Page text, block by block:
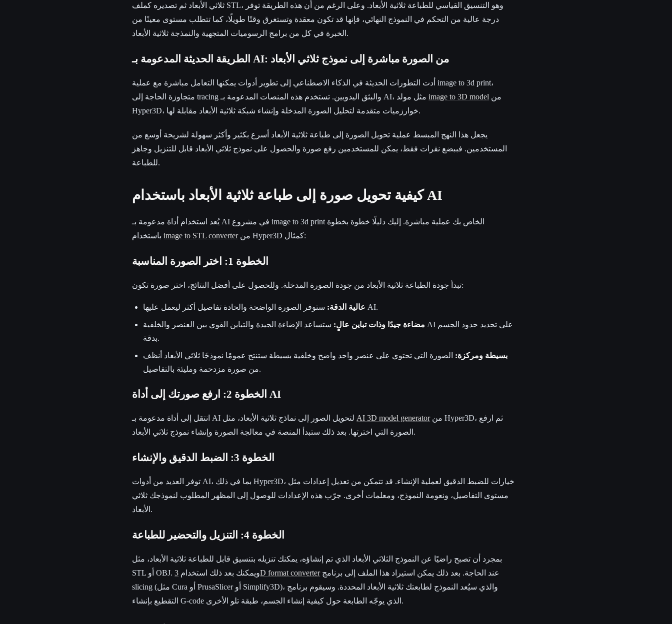
ثلاثي الأبعاد ثم تصديره كملف STL، وهو التنسيق القياسي للطباعة ثلاثية الأبعاد. وعلى الرغم من أن هذه الطريقة توفر
درجة عالية من التحكم في النموذج النهائي، فإنها قد تكون معقدة وتستغرق وقتًا طويلًا، كما تتطلب مستوى معينًا من
الخبرة في كل من برامج الرسوميات المتجهية والنمذجة ثلاثية الأبعاد.
الطريقة الحديثة المدعومة بـ AI: من الصورة مباشرة إلى نموذج ثلاثي الأبعاد
أدت التطورات الحديثة في الذكاء الاصطناعي إلى تطوير أدوات يمكنها التعامل مباشرة مع عملية image to 3d print،
متجاوزة الحاجة إلى tracing والبثق اليدويين. تستخدم هذه المنصات المدعومة بـ AI، مثل مولدimage to 3D model
Hyper3D، خوارزميات متقدمة لتحليل الصورة المدخلة وإنشاء شبكة ثلاثية الأبعاد مقابلة لها.
يجعل هذا النهج المبسط عملية تحويل الصورة إلى طباعة ثلاثية الأبعاد أسرع بكثير وأكثر سهولة لشريحة أوسع من
المستخدمين. فببضع نقرات فقط، يمكن للمستخدمين رفع صورة والحصول على نموذج ثلاثي الأبعاد قابل للتنزيل وجاهز
للطباعة.
كيفية تحويل صورة إلى طباعة ثلاثية الأبعاد باستخدام AI
يُعد استخدام أداة مدعومة بـ AI في مشروع image to 3d print الخاص بك عملية مباشرة. إليك دليلًا خطوة بخطوة
باستخدامimage to STL converter من Hyper3D كمثال:
الخطوة 1: اختر الصورة المناسبة
تبدأ جودة الطباعة ثلاثية الأبعاد من جودة الصورة المدخلة. وللحصول على أفضل النتائج، اختر صورة تكون:
عالية الدقة: ستوفر الصورة الواضحة والحادة تفاصيل أكثر ليعمل عليها AI.
مضاءة جيدًا وذات تباين عالٍ: ستساعد الإضاءة الجيدة والتباين القوي بين العنصر والخلفية AI على تحديد حدود الجسم
بدقة.
بسيطة ومركزة: الصورة التي تحتوي على عنصر واحد واضح وخلفية بسيطة ستنتج عمومًا نموذجًا ثلاثي الأبعاد أنظف
من صورة مزدحمة ومليئة بالتفاصيل.
الخطوة 2: ارفع صورتك إلى أداة AI
AI 3D model generatorمن Hyper3D، ثم ارفع
الصورة التي اخترتها. بعد ذلك ستبدأ المنصة في معالجة الصورة وإنشاء نموذج ثلاثي الأبعاد.
الخطوة 3: الضبط الدقيق والإنشاء
توفر العديد من أدوات AI، بما في ذلك Hyper3D، خيارات للضبط الدقيق لعملية الإنشاء. قد تتمكن من تعديل إعدادات مثل
مستوى التفاصيل، ونعومة النموذج، ومعلمات أخرى. جرّب هذه الإعدادات للوصول إلى المظهر المطلوب لنموذجك ثلاثي
الأبعاد.
الخطوة 4: التنزيل والتحضير للطباعة
بمجرد أن تصبح راضيًا عن النموذج الثلاثي الأبعاد الذي تم إنشاؤه، يمكنك تنزيله بتنسيق قابل للطباعة ثلاثية الأبعاد، مثل
STL أو OBJ. ويمكنك بعد ذلك استخدام3D format converterعند الحاجة. بعد ذلك يمكن استيراد هذا الملف إلى برنامج
slicing (مثل Cura أو PrusaSlicer أو Simplify3D)، والذي سيُعد النموذج لطابعتك ثلاثية الأبعاد المحددة. وسيقوم برنامج
التقطيع بإنشاء G-code الذي يوجّه الطابعة حول كيفية إنشاء الجسم، طبقة تلو الأخرى.